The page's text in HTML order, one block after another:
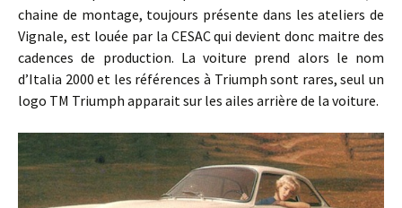
chaine de montage, toujours présente dans les ateliers de
Vignale, est louée par la CESAC qui devient donc maitre des
cadences de production. La voiture prend alors le nom
d’Italia 2000 et les références à Triumph sont rares, seul un
logo TM Triumph apparait sur les ailes arrière de la voiture.